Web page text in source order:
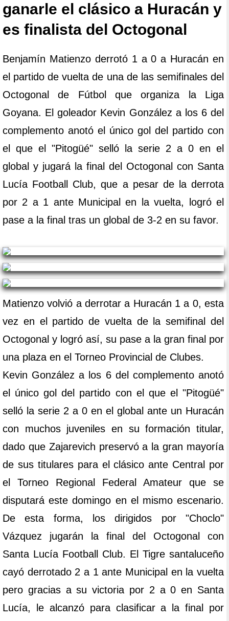
ganarle el clásico a Huracán y
es finalista del Octogonal
Benjamín Matienzo derrotó 1 a 0 a Huracán en
el partido de vuelta de una de las semifinales del
Octogonal de Fútbol que organiza la Liga
Goyana. El goleador Kevin González a los 6 del
complemento anotó el único gol del partido con
el que el "Pitogüé" selló la serie 2 a 0 en el
global y jugará la final del Octogonal con Santa
Lucía Football Club, que a pesar de la derrota
por 2 a 1 ante Municipal en la vuelta, logró el
pase a la final tras un global de 3-2 en su favor.
Matienzo volvió a derrotar a Huracán 1 a 0, esta
vez en el partido de vuelta de la semifinal del
Octogonal y logró así, su pase a la gran final por
una plaza en el Torneo Provincial de Clubes.
Kevin González a los 6 del complemento anotó
el único gol del partido con el que el "Pitogüé"
selló la serie 2 a 0 en el global ante un Huracán
con muchos juveniles en su formación titular,
dado que Zajarevich preservó a la gran mayoría
de sus titulares para el clásico ante Central por
el Torneo Regional Federal Amateur que se
disputará este domingo en el mismo escenario.
De esta forma, los dirigidos por "Choclo"
Vázquez jugarán la final del Octogonal con
Santa Lucía Football Club. El Tigre santaluceño
cayó derrotado 2 a 1 ante Municipal en la vuelta
pero gracias a su victoria por 2 a 0 en Santa
Lucía, le alcanzó para clasificar a la final por